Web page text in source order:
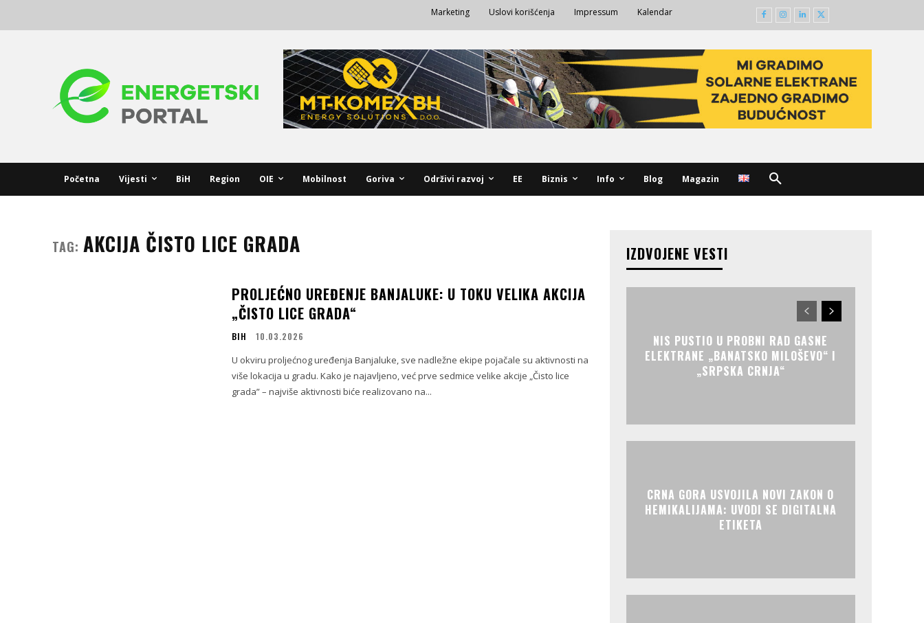
Marketing Uslovi korišćenja Impressum Kalendar
Početna Vijesti BiH Region OIE Mobilnost Goriva Održivi razvoj EE Biznis Info Blog Magazin
TAG: AKCIJA ČISTO LICE GRADA
PROLJEĆNO UREĐENJE BANJALUKE: U TOKU VELIKA AKCIJA
„ČISTO LICE GRADA“
BIH 10.03.2026
U okviru proljećnog uređenja Banjaluke, sve nadležne ekipe pojačale su aktivnosti na
više lokacija u gradu. Kako je najavljeno, već prve sedmice velike akcije „Čisto lice
grada” – najviše aktivnosti biće realizovano na...
IZDVOJENE VESTI
NIS PUSTIO U PROBNI RAD GASNE
ELEKTRANE „BANATSKO MILOŠEVO“ I
„SRPSKA CRNJA“
CRNA GORA USVOJILA NOVI ZAKON O
HEMIKALIJAMA: UVODI SE DIGITALNA
ETIKETA